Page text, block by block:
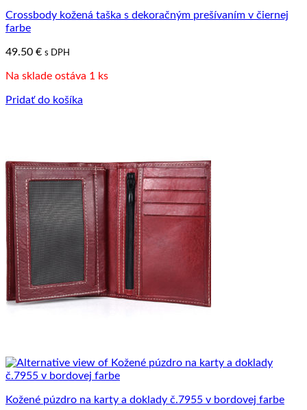
Crossbody kožená taška s dekoračným prešívaním v čiernej
farbe
49.50 € s DPH
Na sklade ostáva 1 ks
Pridať do košíka
Kožené púzdro na karty a doklady č.7955 v bordovej farbe